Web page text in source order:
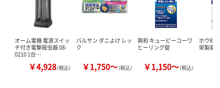
オーム電機 電源スイッ
チ付き電撃殺虫器 08-
0210 1台…
￥4,928（税込）
バルサン ダニよけ レッ
ク
￥1,750～（税込）
興和 キューピーコーワ
ヒーリング錠
￥1,150～（税込）
ホウ砂（
栄製薬